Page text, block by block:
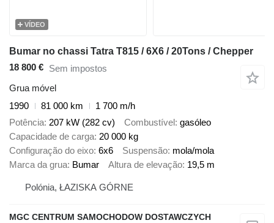
VÍDEO
Bumar no chassi Tatra T815 / 6X6 / 20Tons / Chepper
18 800 € Sem impostos
Grua móvel
1990
81 000 km
1 700 m/h
Potência 207 kW (282 cv) Combustível gasóleo
Capacidade de carga 20 000 kg
Configuração do eixo 6x6 Suspensão mola/mola
Marca da grua Bumar Altura de elevação 19,5 m
Polónia, ŁAZISKA GÓRNE
MGC CENTRUM SAMOCHODOW DOSTAWCZYCH